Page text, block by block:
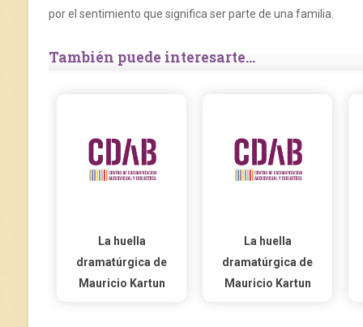
por el sentimiento que significa ser parte de una familia.
También puede interesarte...
La huella
dramatúrgica de
Mauricio Kartun
La huella
dramatúrgica de
Mauricio Kartun